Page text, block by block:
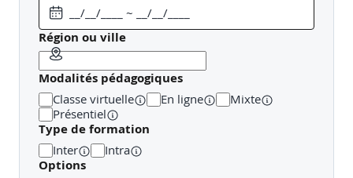
● Structure des référentiels (critères, tests, niveaux A-
AA-AAA) (0h30)
Après-midi – Évaluer l’accessibilité d’un site
existant (3h30)
Région ou ville
Modalités pédagogiques
Classe virtuelle En ligne
Mixte
Présentiel
Type de formation
Inter Intra
Options